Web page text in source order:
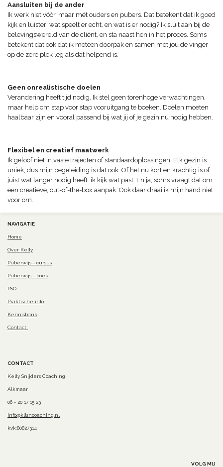
Aansluiten bij de ander
Ik werk niet vóór, maar mét ouders en pubers. Dat betekent dat ik goed
kijk en luister: wat speelt er echt, en wat is er nodig? Ik sluit aan bij de
belevingswereld van de cliënt, en sta naast hen in het proces. Soms
betekent dat ook dat ik meteen doorpak en samen met jou de vinger
op de zere plek leg als dat helpend is.
Geen onrealistische doelen
Verandering heeft tijd nodig. Ik stel geen torenhoge verwachtingen,
maar help om stap voor stap vooruitgang te boeken. Doelen moeten
haalbaar zijn en vooral passend bij wat jij of je gezin nú nodig hebben.
Flexibel en creatief maatwerk
Ik geloof niet in vaste trajecten of standaardoplossingen. Elk gezin is
uniek, dus mijn begeleiding is dat ook. Of het nu kort en krachtig is of
juist wat langer nodig heeft: ik kijk wat past. En ja, soms vraagt dat om
een creatieve, out-of-the-box aanpak. Ook daar draai ik mijn hand niet
voor om.
NAVIGATIE
Home
Over Kelly
Puberwijs - cursus
Puberwijs - boek
PSO
Praktische info
Kennisbank
Contact
CONTACT
Kelly Snijders Coaching
Alkmaar
06 - 20 17 15 23
Info@kllsncoaching.nl
kvk:80827314
VOLG MIJ